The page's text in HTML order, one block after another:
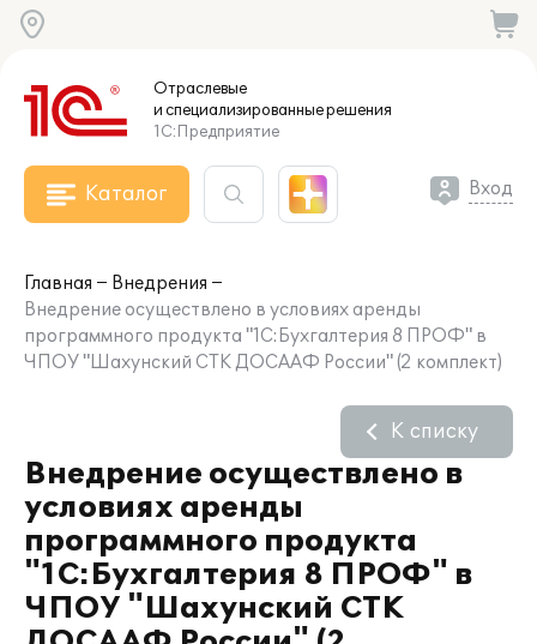
Отраслевые
и специализированныерешения
1С:Предприятие
Каталог Вход
Главная
Внедрения
Внедрение осуществлено в условиях аренды
программного продукта "1С:Бухгалтерия 8 ПРОФ" в
ЧПОУ "Шахунский СТК ДОСААФ России" (2 комплект)
Внедрение осуществлено в
условиях аренды
программного продукта
"1С:Бухгалтерия 8 ПРОФ" в
ЧПОУ "Шахунский СТК
К списку